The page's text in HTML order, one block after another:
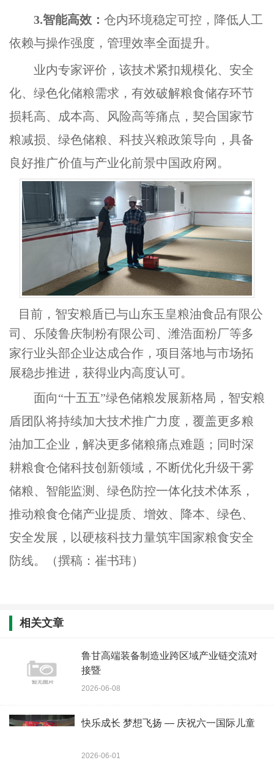
3.智能高效： 仓内环境稳定可控，降低人工
依赖与操作强度，管理效率全面提升。
业内专家评价，该技术紧扣规模化、安全
化、绿色化储粮需求，有效破解粮食储存环节
损耗高、成本高、风险高等痛点，契合国家节
粮减损、绿色储粮、科技兴粮政策导向，具备
良好推广价值与产业化前景中国政府网。
目前，智安粮盾已与山东玉皇粮油食品有限公
司、乐陵鲁庆制粉有限公司、潍浩面粉厂等多
家行业头部企业达成合作，项目落地与市场拓
展稳步推进，获得业内高度认可。
面向“十五五”绿色储粮发展新格局，智安粮
盾团队将持续加大技术推广力度，覆盖更多粮
油加工企业，解决更多储粮痛点难题；同时深
耕粮食仓储科技创新领域，不断优化升级干雾
储粮、智能监测、绿色防控一体化技术体系，
推动粮食仓储产业提质、增效、降本、绿色、
安全发展，以硬核科技力量筑牢国家粮食安全
防线。（撰稿：崔书玮）
相关文章
鲁甘高端装备制造业跨区域产业链交流对
接暨
2026-06-08
快乐成长 梦想飞扬 — 庆祝六一国际儿童
2026-06-01